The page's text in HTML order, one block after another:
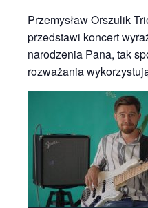
Przemysław Orszulik
przedstawi koncert
narodzenia Pana, tak
rozważania